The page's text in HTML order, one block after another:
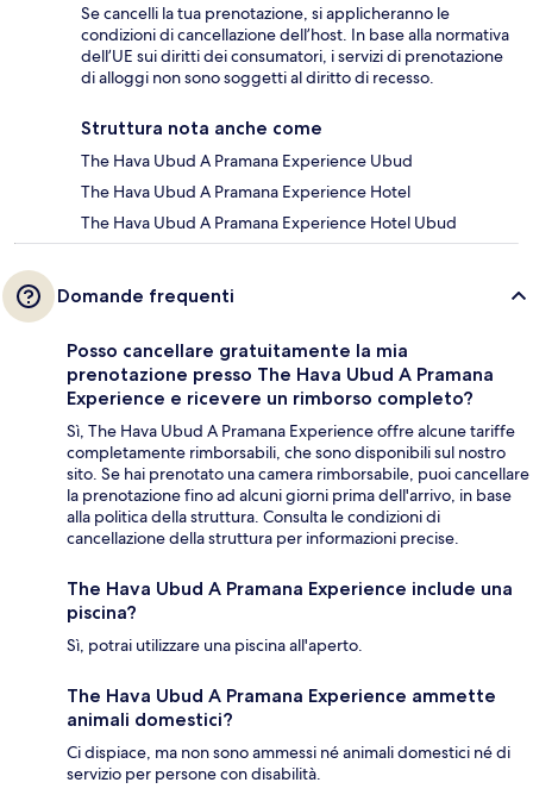
Se cancelli la tua prenotazione, si applicheranno le
condizioni di cancellazione dell’host. In base alla normativa
dell’UE sui diritti dei consumatori, i servizi di prenotazione
di alloggi non sono soggetti al diritto di recesso.
Struttura nota anche come
The Hava Ubud A Pramana Experience Ubud
The Hava Ubud A Pramana Experience Hotel
The Hava Ubud A Pramana Experience Hotel Ubud
Domande frequenti
Posso cancellare gratuitamente la mia
prenotazione presso The Hava Ubud A Pramana
Experience e ricevere un rimborso completo?
Sì, The Hava Ubud A Pramana Experience offre alcune tariffe
completamente rimborsabili, che sono disponibili sul nostro
sito. Se hai prenotato una camera rimborsabile, puoi cancellare
la prenotazione fino ad alcuni giorni prima dell'arrivo, in base
alla politica della struttura. Consulta le condizioni di
cancellazione della struttura per informazioni precise.
The Hava Ubud A Pramana Experience include una
piscina?
Sì, potrai utilizzare una piscina all'aperto.
The Hava Ubud A Pramana Experience ammette
animali domestici?
Ci dispiace, ma non sono ammessi né animali domestici né di
servizio per persone con disabilità.